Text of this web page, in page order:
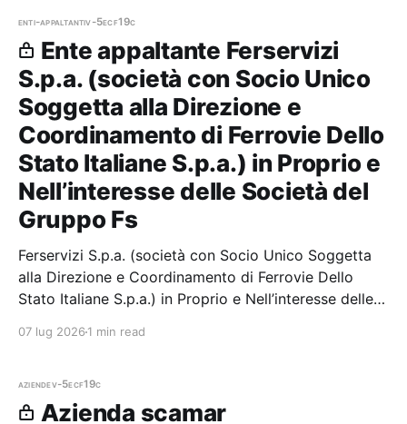
enti-appaltantiv-5ecf19c
Ente appaltante Ferservizi
S.p.a. (società con Socio Unico
Soggetta alla Direzione e
Coordinamento di Ferrovie Dello
Stato Italiane S.p.a.) in Proprio e
Nell’interesse delle Società del
Gruppo Fs
Ferservizi S.p.a. (società con Socio Unico Soggetta
alla Direzione e Coordinamento di Ferrovie Dello
Stato Italiane S.p.a.) in Proprio e Nell’interesse delle
partecipazioni.
07 lug 2026 1 min read
aziendev-5ecf19c
Azienda scamar